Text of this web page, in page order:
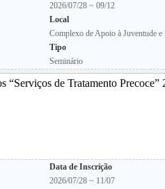
2026/07/28 ~ 09/12
Local
Complexo de Apoio à Juventude
Tipo
Seminário
de Tratamento
Data de Inscrição
2026/07/28 ~ 11/07